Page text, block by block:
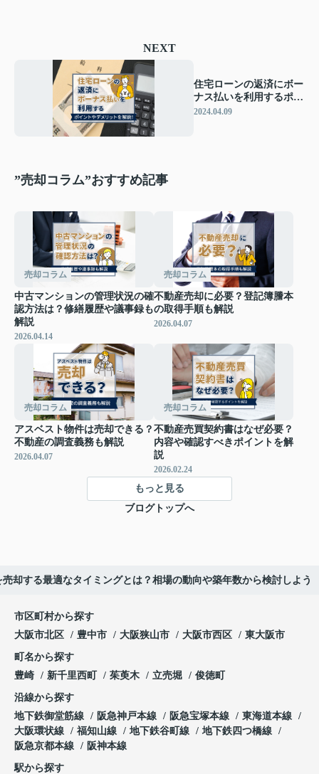
NEXT
住宅ローンの返済にボー
ナス払いを利用するポイ
ントやデメリットを解
2024.04.09
”売却コラム”おすすめ記事
売却コラム
中古マンションの管理状況の確
認方法は？修繕履歴や議事録も
解説
2026.04.14
売却コラム
不動産売却に必要？登記簿謄本
の取得手順も解説
2026.04.07
売却コラム
アスベスト物件は売却できる？
不動産の調査義務も解説
2026.04.07
売却コラム
不動産売買契約書はなぜ必要？
内容や確認すべきポイントを解
説
2026.02.24
もっと見る
ブログトップへ
売却する最適なタイミングとは？相場の動向や築年数から検討しよう
市区町村から探す
大阪市北区
豊中市 大阪狭山市 大阪市西区 東大阪市
町名から探す
豊崎
新千里西町 茱萸木 立売堀 俊徳町
沿線から探す
地下鉄御堂筋線
阪急神戸本線 阪急宝塚本線
東海道本線
大阪環状線
福知山線 地下鉄谷町線
地下鉄四つ橋線
阪急京都本線
阪神本線
駅から探す